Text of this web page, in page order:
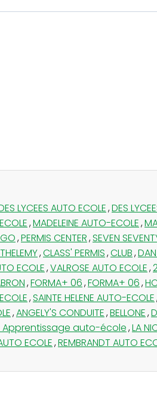
LYCEES AUTO ECOLE,DES
,MADELEINE AUTO-ECOLE,
,PERMIS CENTER,SEVEN
,CLASS' PERMIS,CLUB,
ECOLE,VALROSE AUTO ECOLE,
,FORMA+ 06,FORMA+ 06,
,SAINTE HELENE AUTO-ECOLE
,ANGELY'S CONDUITE,BELLONE,
Apprentissage auto-école,LA
ECOLE,REMBRANDT AUTO